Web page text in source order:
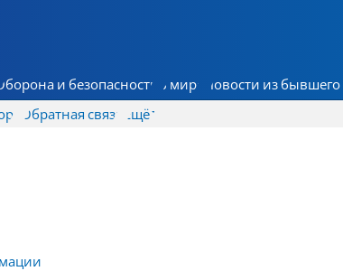
Оборона и безопасность В мире Новости из бывшего
Обратная связь Ещё